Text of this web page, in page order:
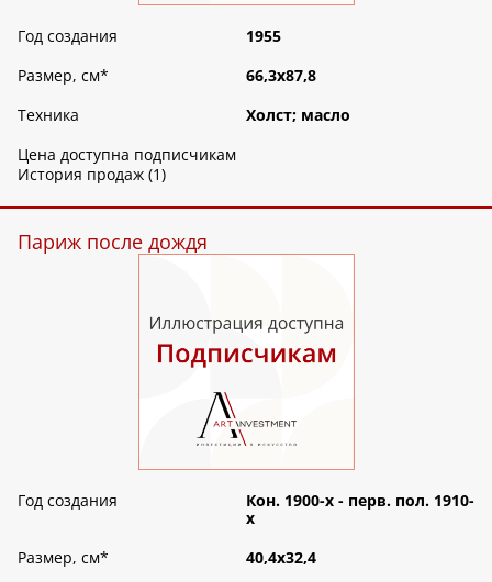
Год создания
1955
Размер, см*
66,3х87,8
Техника
Холст; масло
Цена доступна подписчикам
История продаж (1)
Париж после дождя
Год создания
Кон. 1900-х - перв. пол. 1910-
х
Размер, см*
40,4х32,4